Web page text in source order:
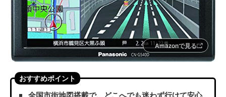
Amazonで見る
おすすめポイント